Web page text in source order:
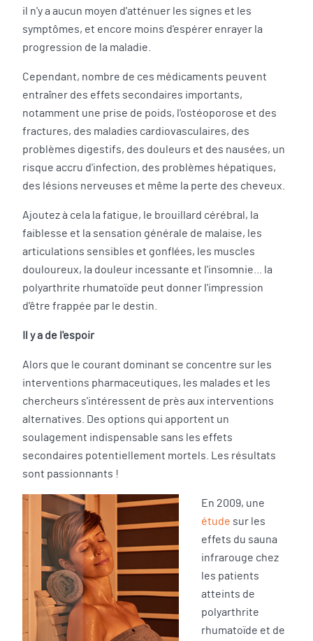
il n'y a aucun moyen d'atténuer les signes et les
symptômes, et encore moins d'espérer enrayer la
progression de la maladie.
Cependant, nombre de ces médicaments peuvent
entraîner des effets secondaires importants,
notamment une prise de poids, l'ostéoporose et des
fractures, des maladies cardiovasculaires, des
problèmes digestifs, des douleurs et des nausées, un
risque accru d'infection, des problèmes hépatiques,
des lésions nerveuses et même la perte des cheveux.
Ajoutez à cela la fatigue, le brouillard cérébral, la
faiblesse et la sensation générale de malaise, les
articulations sensibles et gonflées, les muscles
douloureux, la douleur incessante et l'insomnie... la
polyarthrite rhumatoïde peut donner l'impression
d'être frappée par le destin.
Il y a de l'espoir
Alors que le courant dominant se concentre sur les
interventions pharmaceutiques, les malades et les
chercheurs s'intéressent de près aux interventions
alternatives. Des options qui apportent un
soulagement indispensable sans les effets
secondaires potentiellement mortels. Les résultats
sont passionnants !
En 2009, une
étude sur les
effets du sauna
infrarouge chez
les patients
atteints de
polyarthrite
rhumatoïde et de